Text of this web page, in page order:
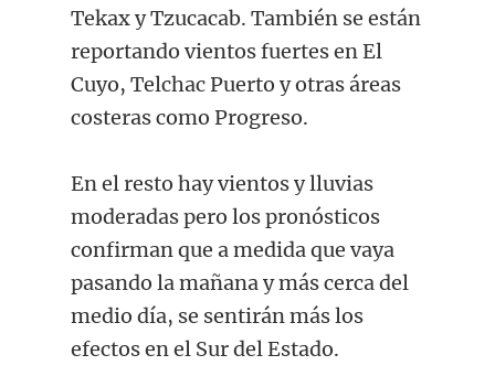
Tekax y Tzucacab. También se están
reportando vientos fuertes en El
Cuyo, Telchac Puerto y otras áreas
costeras como Progreso.
En el resto hay vientos y lluvias
moderadas pero los pronósticos
confirman que a medida que vaya
pasando la mañana y más cerca del
medio día, se sentirán más los
efectos en el Sur del Estado.